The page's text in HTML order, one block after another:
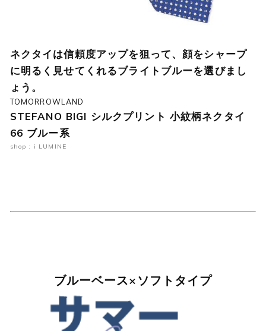
ネクタイは信頼度アップを狙って、顔をシャープ
に明るく見せてくれるブライトブルーを選びまし
ょう。
TOMORROWLAND
STEFANO BIGI シルクプリント 小紋柄ネクタイ
66 ブルー系
shop : i LUMINE
ブルーベース×ソフトタイプ